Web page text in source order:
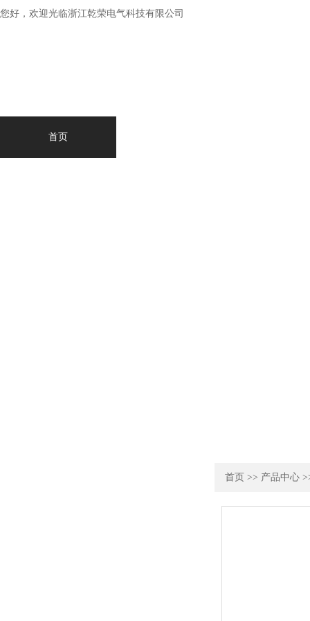
您好，欢迎光临浙江乾荣电气科技有限公司
首页
首页 >> 产品中心